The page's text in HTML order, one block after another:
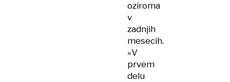
oziroma
v
zadnjih
mesecih.
»V
prvem
delu